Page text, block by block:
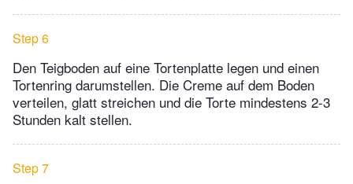
Step 6
Den Teigboden auf eine Tortenplatte legen und einen
Tortenring darumstellen. Die Creme auf dem Boden
verteilen, glatt streichen und die Torte mindestens 2-3
Stunden kalt stellen.
Step 7